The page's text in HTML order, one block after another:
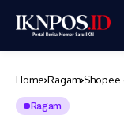
Home Ragam Shopee
Ragam